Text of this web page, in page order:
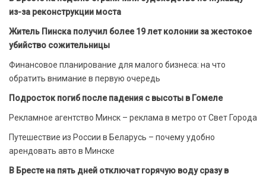
из-за реконструкции моста
Житель Пинска получил более 19 лет колонии за жестокое
убийство сожительницы
Финансовое планирование для малого бизнеса: на что
обратить внимание в первую очередь
Подросток погиб после падения с высоты в Гомеле
Рекламное агентство Минск – реклама в метро от Свет Города
Путешествие из России в Беларусь – почему удобно
арендовать авто в Минске
В Бресте на пять дней отключат горячую воду сразу в